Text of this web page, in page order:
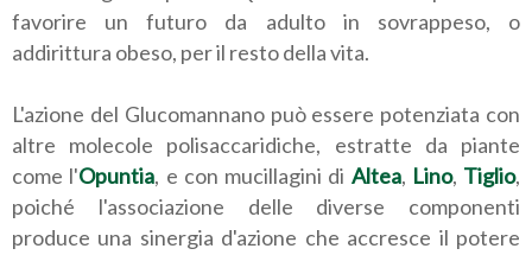
favorire un futuro da adulto in sovrappeso, o
addirittura obeso, per il resto della vita.
L'azione del Glucomannano può essere potenziata con
altre molecole polisaccaridiche, estratte da piante
come l'Opuntia, e con mucillagini di Altea, Lino, Tiglio,
poiché l'associazione delle diverse componenti
produce una sinergia d'azione che accresce il potere